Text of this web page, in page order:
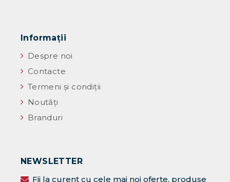
Informaţii
Despre noi
Contacte
Termeni și condiții
Noutăţi
Branduri
NEWSLETTER
Fii la curent cu cele mai noi oferte, produse